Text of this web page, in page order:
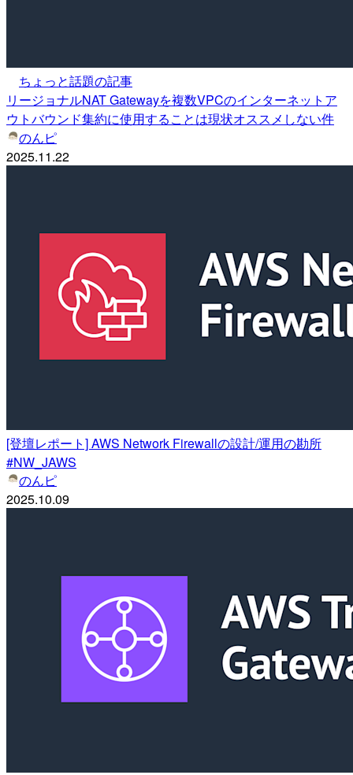
ちょっと話題の記事
リージョナルNAT Gatewayを複数VPCのインターネットア
ウトバウンド集約に使用することは現状オススメしない件
のんピ
2025.11.22
[登壇レポート] AWS Network Firewallの設計/運用の勘所
#NW_JAWS
のんピ
2025.10.09